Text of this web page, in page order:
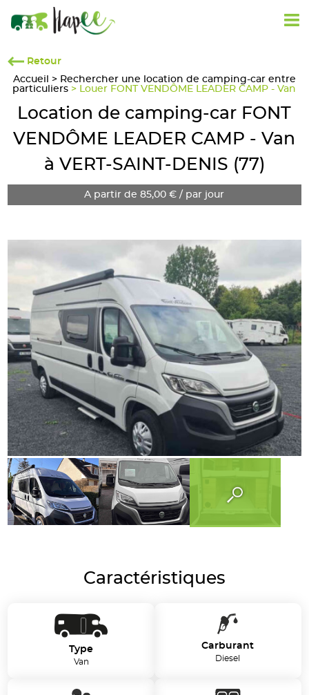
Retour
Accueil
> Rechercher une location de camping-car entre
particuliers > Louer FONT VENDÔME LEADER CAMP - Van
Location de camping-car FONT
VENDÔME LEADER CAMP - Van
à VERT-SAINT-DENIS (77)
A partir de 85,00 € / par jour
Caractéristiques
Type
Van
Carburant
Diesel